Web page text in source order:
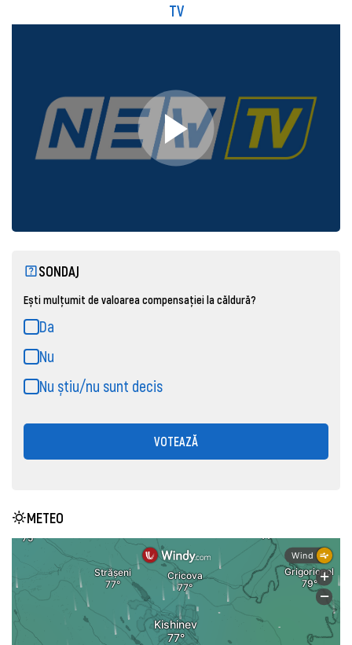
TV
SONDAJ
Ești mulțumit de valoarea compensației la căldură?
Da
Nu
Nu știu/nu sunt decis
VOTEAZĂ
METEO